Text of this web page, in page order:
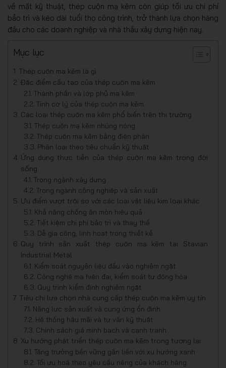
về mặt kỹ thuật, thép cuộn mạ kẽm còn giúp tối ưu chi phí
bảo trì và kéo dài tuổi thọ công trình, trở thành lựa chọn hàng
đầu cho các doanh nghiệp và nhà thầu xây dựng hiện nay.
Mục lục
Thép cuộn mạ kẽm là gì
Đặc điểm cấu tạo của thép cuộn mạ kẽm
Thành phần và lớp phủ mạ kẽm
Tính cơ lý của thép cuộn mạ kẽm
Các loại thép cuộn mạ kẽm phổ biến trên thị trường
Thép cuộn mạ kẽm nhúng nóng
Thép cuộn mạ kẽm bằng điện phân
Phân loại theo tiêu chuẩn kỹ thuật
Ứng dụng thực tiễn của thép cuộn mạ kẽm trong đời
sống
Trong ngành xây dựng
Trong ngành công nghiệp và sản xuất
Ưu điểm vượt trội so với các loại vật liệu kim loại khác
Khả năng chống ăn mòn hiệu quả
Tiết kiệm chi phí bảo trì và thay thế
Dễ gia công, linh hoạt trong thiết kế
Quy trình sản xuất thép cuộn mạ kẽm tại Stavian
Industrial Metal
Kiểm soát nguyên liệu đầu vào nghiêm ngặt
Công nghệ mạ hiện đại, kiểm soát tự động hóa
Quy trình kiểm định nghiêm ngặt
Tiêu chí lựa chọn nhà cung cấp thép cuộn mạ kẽm uy tín
Năng lực sản xuất và cung ứng ổn định
Hệ thống hậu mãi và tư vấn kỹ thuật
Chính sách giá minh bạch và cạnh tranh
Xu hướng phát triển thép cuộn mạ kẽm trong tương lai
Tăng trưởng bền vững gắn liền với xu hướng xanh
Tối ưu hoá theo yêu cầu riêng của khách hàng